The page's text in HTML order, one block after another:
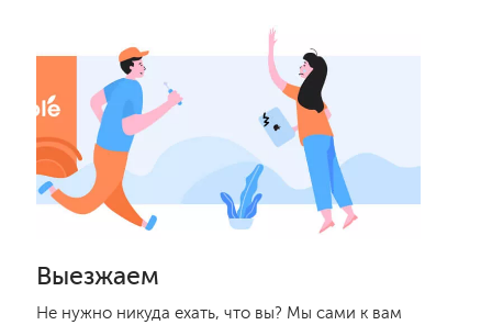
Выезжаем
Не нужно никуда ехать, что вы? Мы сами к вам